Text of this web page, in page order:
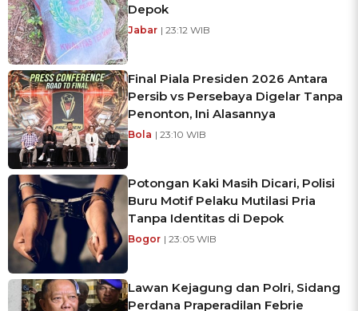
Depok
Jabar | 23:12 WIB
Final Piala Presiden 2026 Antara
Persib vs Persebaya Digelar Tanpa
Penonton, Ini Alasannya
Bola | 23:10 WIB
Potongan Kaki Masih Dicari, Polisi
Buru Motif Pelaku Mutilasi Pria
Tanpa Identitas di Depok
Bogor | 23:05 WIB
Lawan Kejagung dan Polri, Sidang
Perdana Praperadilan Febrie